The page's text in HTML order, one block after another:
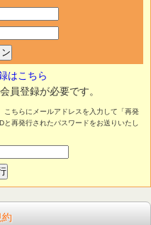
はこちら
員登録が必要です。
こちらにメールアドレスを入力して「再発
再発行されたパスワードをお送りいたし